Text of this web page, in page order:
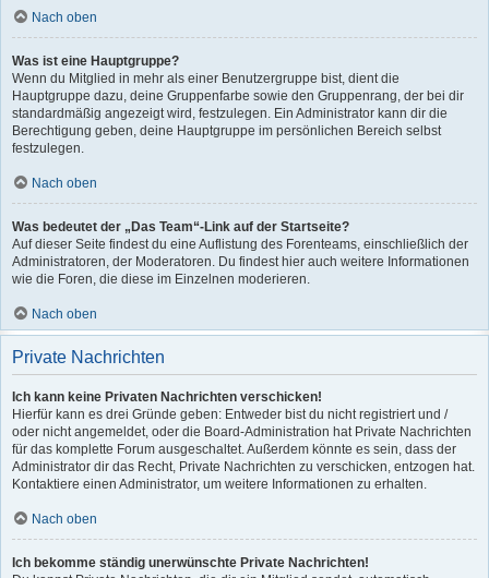
Nach oben
Was ist eine Hauptgruppe?
Wenn du Mitglied in mehr als einer Benutzergruppe bist, dient die
Hauptgruppe dazu, deine Gruppenfarbe sowie den Gruppenrang, der bei dir
standardmäßig angezeigt wird, festzulegen. Ein Administrator kann dir die
Berechtigung geben, deine Hauptgruppe im persönlichen Bereich selbst
festzulegen.
Nach oben
Was bedeutet der „Das Team“-Link auf der Startseite?
Auf dieser Seite findest du eine Auflistung des Forenteams, einschließlich der
Administratoren, der Moderatoren. Du findest hier auch weitere Informationen
wie die Foren, die diese im Einzelnen moderieren.
Nach oben
Private Nachrichten
Ich kann keine Privaten Nachrichten verschicken!
Hierfür kann es drei Gründe geben: Entweder bist du nicht registriert und /
oder nicht angemeldet, oder die Board-Administration hat Private Nachrichten
für das komplette Forum ausgeschaltet. Außerdem könnte es sein, dass der
Administrator dir das Recht, Private Nachrichten zu verschicken, entzogen hat.
Kontaktiere einen Administrator, um weitere Informationen zu erhalten.
Nach oben
Ich bekomme ständig unerwünschte Private Nachrichten!